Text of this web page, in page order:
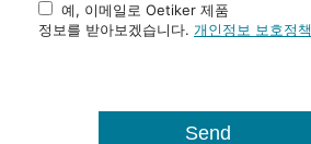
예, 이메일로 Oetiker 제품
정보를 받아보겠습니다. 개인정보 보호정책